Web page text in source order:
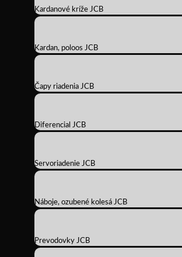
Kardanové kríže JCB
Kardan, poloos JCB
Čapy riadenia JCB
Diferencial JCB
Servoriadenie JCB
Náboje, ozubené kolesá JCB
Prevodovky JCB